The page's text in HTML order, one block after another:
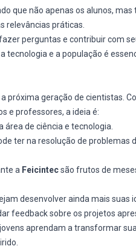
que não apenas os alunos,
relevâncias práticas.
perguntas e contribuir com
tecnologia e a população é
próxima geração de cientistas.
e professores, a ideia é:
área de ciência e tecnologia.
ter na resolução de problemas
a Feicintecsão frutos de
desenvolver ainda mais suas
feedback sobre os projetos
aprendam a transformar